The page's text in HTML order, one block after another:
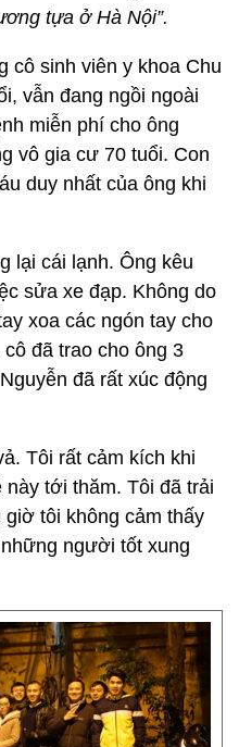
tựa ở Hà Nội”.
cô sinh viên y khoa Chu
vẫn đang ngồi ngoài
miễn phí cho ông
vô gia cư 70 tuổi. Con
duy nhất của ông khi
lại cái lạnh. Ông kêu
sửa xe đạp. Không do
xoa các ngón tay cho
đã trao cho ông 3
đã rất xúc động
Tôi rất cảm kích khi
tới thăm. Tôi đã trải
tôi không cảm thấy
người tốt xung